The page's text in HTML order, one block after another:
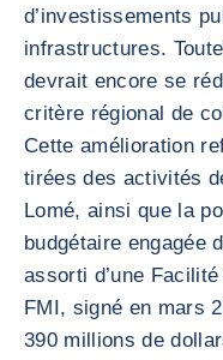
d’investissements
infrastructures.
devrait encore se
critère régional de
Cette amélioration
tirées des activités
Lomé, ainsi que la
budgétaire engagée
assorti d’une
FMI, signé en mars
390 millions de